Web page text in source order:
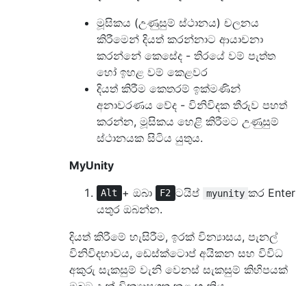
මූසිකය (උණුසුම් ස්ථානය) චලනය
කිරීමෙන් දියත් කරන්නාට ආයාචනා
කරන්නේ කෙසේද - තිරයේ වම් පැත්ත
හෝ ඉහළ වම් කෙළවර
දියත් කිරීම කෙතරම් ඉක්මණින්
අනාවරණය වේද - විනිවිදක තීරුව පහත්
කරන්න, මූසිකය හෙළි කිරීමට උණුසුම්
ස්ථානයක සිටිය යුතුය.
MyUnity
Alt + ඔබා F2 ටයිප් myunity කර Enter
යතුර ඔබන්න.
දියත් කිරීමේ හැසිරීම, ඉරක් වින්‍යාසය, පැනල්
විනිවිදභාවය, ඩෙස්ක්ටොප් අයිකන සහ විවිධ
අකුරු සැකසුම් වැනි වෙනස් සැකසුම් කිහිපයක්